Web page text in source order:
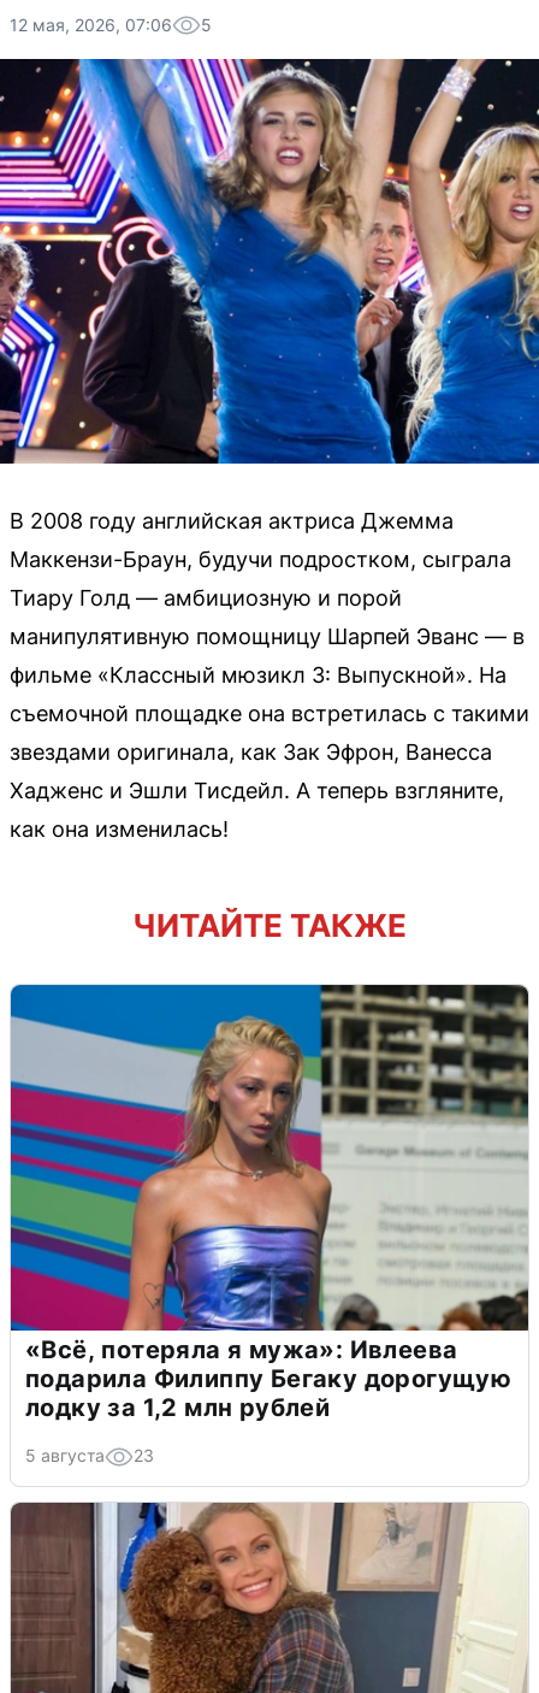
12 мая, 2026, 07:06 5
В 2008 году английская актриса Джемма
Маккензи-Браун, будучи подростком, сыграла
Тиару Голд — амбициозную и порой
манипулятивную помощницу Шарпей Эванс — в
фильме «Классный мюзикл 3: Выпускной». На
съемочной площадке она встретилась с такими
звездами оригинала, как Зак Эфрон, Ванесса
Хадженс и Эшли Тисдейл. А теперь взгляните,
как она изменилась!
ЧИТАЙТЕ ТАКЖЕ
«Всё, потеряла я мужа»: Ивлеева
подарила Филиппу Бегаку дорогущую
лодку за 1,2 млн рублей
5 августа 23